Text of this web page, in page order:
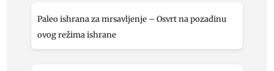
Paleo ishrana za mrsavljenje – Osvrt na pozadinu
ovog režima ishrane